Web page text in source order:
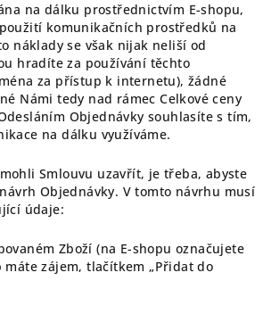
na dálku prostřednictvím E-shopu,
komunikačních prostředků na
náklady se však nijak neliší od
hradíte za používání těchto
za přístup k internetu), žádné
Námi tedy nad rámec Celkové ceny
Objednávky souhlasíte s tím,
na dálku využíváme.
Smlouvu uzavřít, je třeba, abyste
Objednávky. V tomto návrhu musí
údaje:
Zboží (na E-shopu označujete
máte zájem, tlačítkem „Přidat do